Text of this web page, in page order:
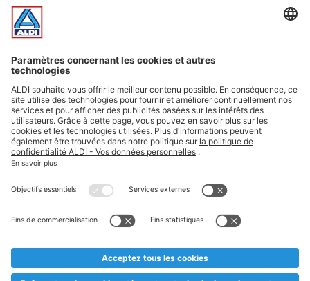
Offres
Infos essentielles
Suivez ALDI Belgique
Textes marqués d'un astérisque et mentions légales
* Nous vendons ces articles temporairement et jusqu'à
au cas où, malgré le planning bien étudié, nous serions
prématurément en rupture de stock. Prix Recupel et TVA incl.
** Sur ce site, l’utilisation de la forme masculine a été adoptée